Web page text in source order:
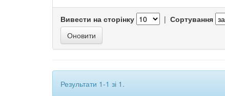
Вивести на сторінку | Сортування
Результати 1-1 зі 1.